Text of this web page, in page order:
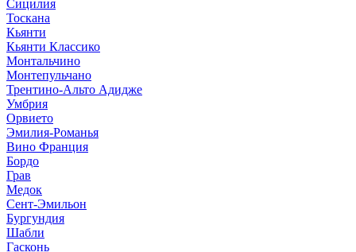
Сицилия
Тоскана
Кьянти
Кьянти Классико
Монтальчино
Монтепульчано
Трентино-Альто Адидже
Умбрия
Орвието
Эмилия-Романья
Вино Франция
Бордо
Грав
Медок
Сент-Эмильон
Бургундия
Шабли
Гасконь